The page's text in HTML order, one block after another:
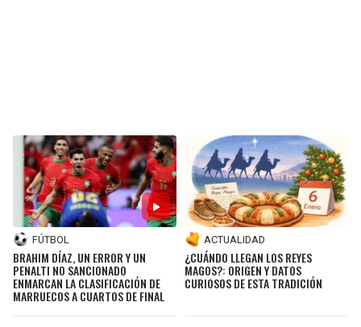
FÚTBOL
BRAHIM DÍAZ, UN ERROR Y UN
PENALTI NO SANCIONADO
ENMARCAN LA CLASIFICACIÓN DE
MARRUECOS A CUARTOS DE FINAL
ACTUALIDAD
¿CUÁNDO LLEGAN LOS REYES
MAGOS?: ORIGEN Y DATOS
CURIOSOS DE ESTA TRADICIÓN